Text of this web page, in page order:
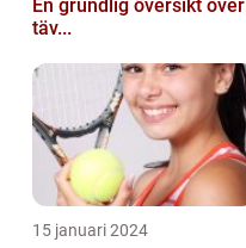
En grundlig översikt över
täv...
15 januari 2024